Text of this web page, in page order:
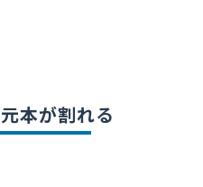
本が割れる